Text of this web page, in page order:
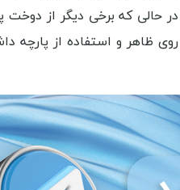
حالی که برخی دیگر از
روی ظاهر و استفاده از